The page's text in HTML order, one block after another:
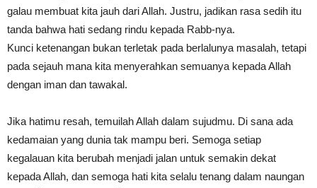
galau membuat kita jauh dari Allah. Justru, jadikan rasa sedih itu
tanda bahwa hati sedang rindu kepada Rabb-nya.
Kunci ketenangan bukan terletak pada berlalunya masalah, tetapi
pada sejauh mana kita menyerahkan semuanya kepada Allah
dengan iman dan tawakal.
Jika hatimu resah, temuilah Allah dalam sujudmu. Di sana ada
kedamaian yang dunia tak mampu beri. Semoga setiap
kegalauan kita berubah menjadi jalan untuk semakin dekat
kepada Allah, dan semoga hati kita selalu tenang dalam naungan